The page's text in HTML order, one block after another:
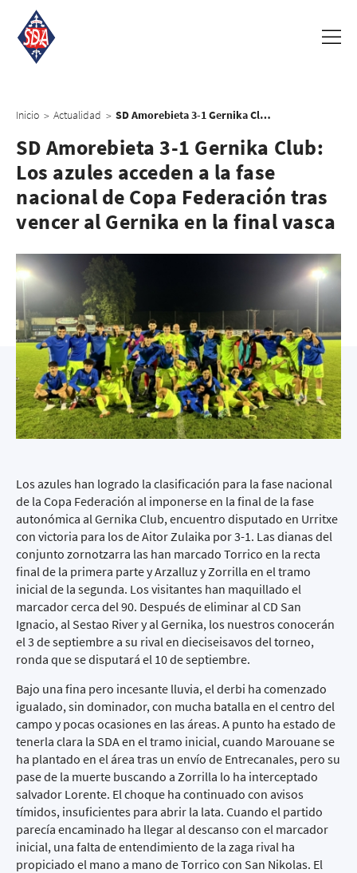
Inicio > Actualidad > SD Amorebieta 3-1 Gernika Club: Los azules acceden a la fase nacional de Copa Federación tras vencer al Gernika en la final vasca
SD Amorebieta 3-1 Gernika Club:
Los azules acceden a la fase
nacional de Copa Federación tras
vencer al Gernika en la final vasca
Los azules han logrado la clasificación para la fase nacional
de la Copa Federación al imponerse en la final de la fase
autonómica al Gernika Club, encuentro disputado en Urritxe
con victoria para los de Aitor Zulaika por 3-1. Las dianas del
conjunto zornotzarra las han marcado Torrico en la recta
final de la primera parte y Arzalluz y Zorrilla en el tramo
inicial de la segunda. Los visitantes han maquillado el
marcador cerca del 90. Después de eliminar al CD San
Ignacio, al Sestao River y al Gernika, los nuestros conocerán
el 3 de septiembre a su rival en dieciseisavos del torneo,
ronda que se disputará el 10 de septiembre.
Bajo una fina pero incesante lluvia, el derbi ha comenzado
igualado, sin dominador, con mucha batalla en el centro del
campo y pocas ocasiones en las áreas. A punto ha estado de
tenerla clara la SDA en el tramo inicial, cuando Marouane se
ha plantado en el área tras un envío de Entrecanales, pero su
pase de la muerte buscando a Zorrilla lo ha interceptado
salvador Lorente. El choque ha continuado con avisos
tímidos, insuficientes para abrir la lata. Cuando el partido
parecía encaminado ha llegar al descanso con el marcador
inicial, una falta de entendimiento de la zaga rival ha
propiciado el mano a mano de Torrico con San Nikolas. El